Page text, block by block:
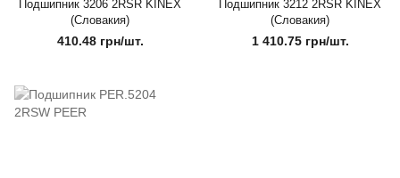
Подшипник 3206 2RSR KINЕX
(Словакия)
410.48 грн/шт.
Подшипник 3212 2RSR KINЕX
(Словакия)
1 410.75 грн/шт.